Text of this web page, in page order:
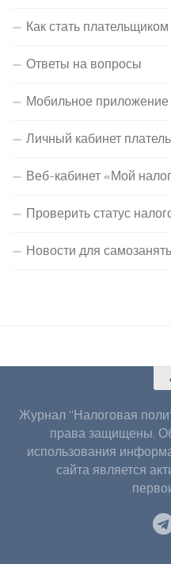
Как стать
Ответы на вопросы
Мобильное
Личный кабинет
Веб-кабинет «Мой
Проверить статус
Новости для
Журнал "Налоговая
права защищены.
использования
сайта является